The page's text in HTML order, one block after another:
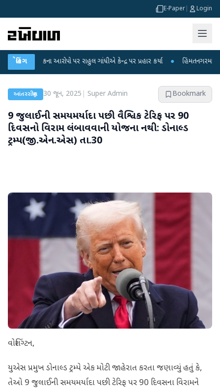
E-Paper Login
બ્રેકિંગ
આરોપો પર રાહુલ ગાંધીએ કેન્દ્ર પર પ્રહાર કર્યા ● હિંમતનગરમાં રહસ્યમય વાયરસ કે
આંતરરાષ્ટ્રીય 30 જૂન, 2025 Super Admin Bookmark
9 જુલાઈની સમયમર્યાદા પછી વૈશ્વિક ટેરિફ પર 90
દિવસનો વિરામ લંબાવવાની યોજના નથી: ડોનાલ્ડ
ટ્રમ્પ(જી.એન.એસ) તા.30
વોશિંગ્ટન,
યુએસ પ્રમુખ ડોનાલ્ડ ટ્રમ્પે એક મોટી જાહેરાત કરતા જણાવ્યું હતું કે,
તેઓ 9 જુલાઈની સમયમર્યાદા પછી ટેરિફ પર 90 દિવસના વિરામને